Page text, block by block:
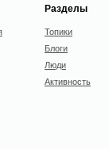
Разделы
Топики
Блоги
Люди
Активность